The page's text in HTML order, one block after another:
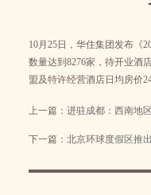
10月25日，华住集团发布《
数量达到8276家，待开业酒
盟及特许经营酒店日均房价
上一篇： 进驻成都：西南地
下一篇： 北京环球度假区推